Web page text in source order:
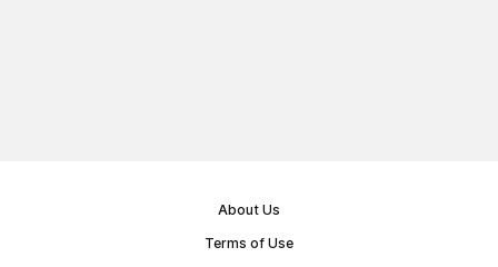
About Us
Terms of Use